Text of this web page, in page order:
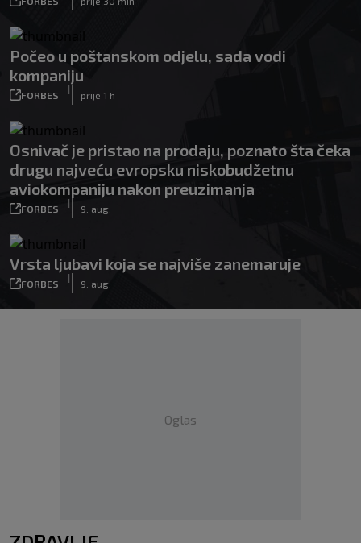
Počeo u poštanskom odjelu, sada vodi
kompaniju
FORBES
|
prije 1 h
Osnivač je pristao na prodaju, poznato šta čeka
drugu najveću evropsku niskobudžetnu
aviokompaniju nakon preuzimanja
FORBES
|
9. aug.
Vrsta ljubavi koja se najviše zanemaruje
FORBES
|
9. aug.
Oglas